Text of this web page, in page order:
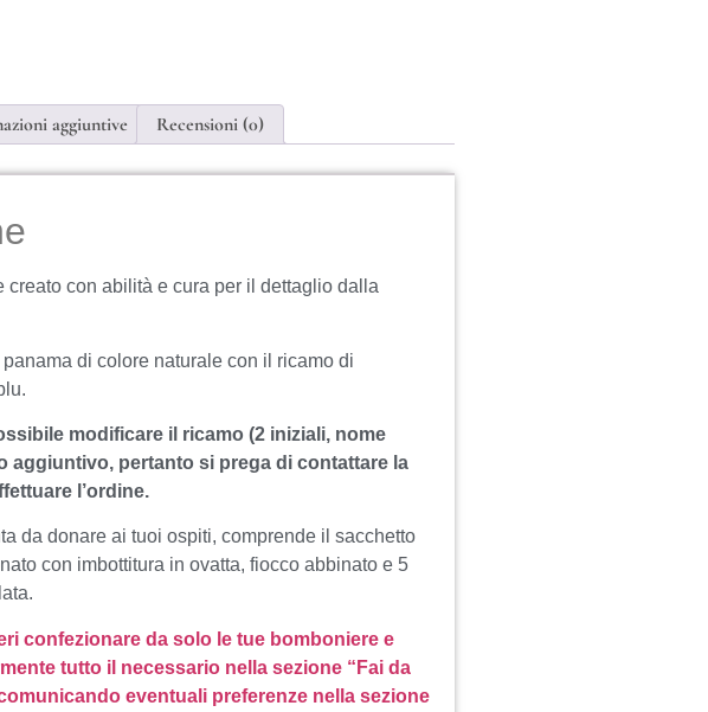
aggiuntive Recensioni (0)
creato con abilità e cura per il dettaglio dalla
di colore naturale con il ricamo di
modificare il ricamo (2 iniziali, nome
aggiuntivo, pertanto si prega di contattare la
l’ordine.
da donare ai tuoi ospiti, comprende il sacchetto
con imbottitura in ovatta, fiocco abbinato e 5
confezionare da solo le tue bomboniere e
tutto il necessario nella sezione “Fai da
eventuali preferenze nella sezione